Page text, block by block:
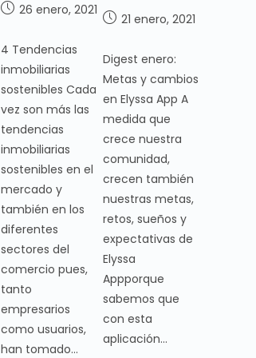
26 enero, 2021
4 Tendencias
inmobiliarias
sostenibles Cada
vez son más las
tendencias
inmobiliarias
sostenibles en el
mercado y
también en los
diferentes
sectores del
comercio pues,
tanto
empresarios
como usuarios,
han tomado…
21 enero, 2021
Digest enero:
Metas y cambios
en Elyssa App A
medida que
crece nuestra
comunidad,
crecen también
nuestras metas,
retos, sueños y
expectativas de
Elyssa
Appporque
sabemos que
con esta
aplicación…